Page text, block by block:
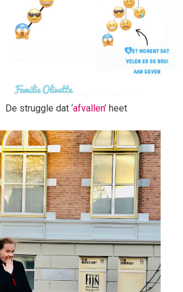
De struggle dat ‘afvallen’ heet